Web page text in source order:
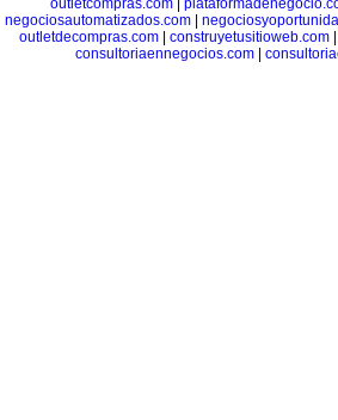
outletcompras.com
negociosautomatizados.com|
outletdecompras.com
construyetusitioweb.com
consultoriaennegocios.com